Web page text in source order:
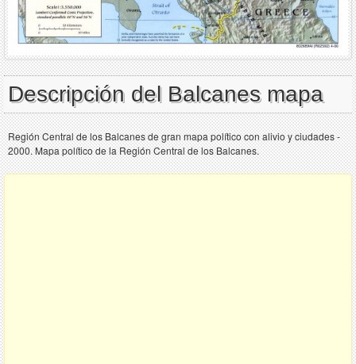
Descripción del Balcanes mapa
Región Central de los Balcanes de gran mapa político con alivio y ciudades -
2000. Mapa político de la Región Central de los Balcanes.